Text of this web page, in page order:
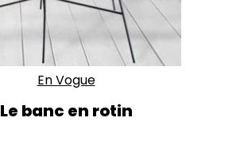
En Vogue
Le banc en rotin